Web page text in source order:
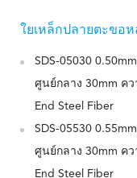
ใยเหล็กปลายตะขอ
SDS-05030
ศูนย์กลาง 30mm คว
End Steel Fiber
SDS-05530
ศูนย์กลาง 30mm คว
End Steel Fiber